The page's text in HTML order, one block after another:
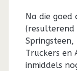
Na die
(resulterend
Springsteen,
Truckers en
inmiddels